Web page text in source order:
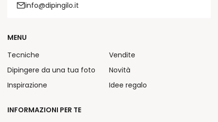
info@dipingilo.it
MENU
Tecniche
Dipingere da una tua foto
Inspirazione
Vendite
Novità
Idee regalo
INFORMAZIONI PER TE